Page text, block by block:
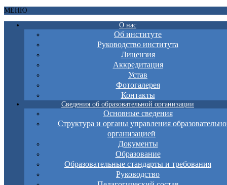
МЕНЮ
О нас
Об институте
Руководство института
Лицензия
Аккредитация
Устав
Фотогалерея
Контакты
Сведения об образовательной организации
Основные сведения
Структура и органы управления
организацией
Документы
Образование
Образовательные стандарты и требования
Руководство